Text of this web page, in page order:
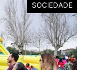
SOCIEDADE